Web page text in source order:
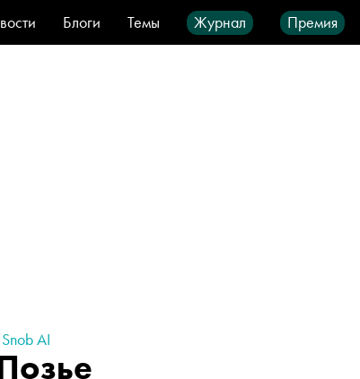
Блоги Темы Журнал Премия
Стиль
Видео Город IT-продукты
AI